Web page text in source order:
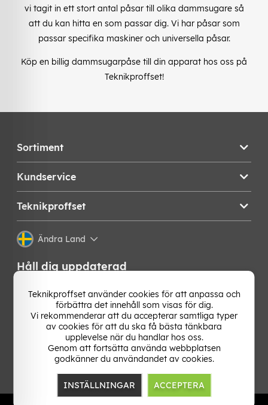
vi tagit in ett stort antal påsar till olika dammsugare så
att du kan hitta en som passar dig. Vi har påsar som
passar specifika maskiner och universella påsar.
Köp en billig dammsugarpåse till din apparat hos oss på
Teknikproffset!
Sortiment
Kundservice
Teknikproffset
Ändra Land
Håll dig uppdaterad
Få de senaste nyheterna, hetaste erbjudandena och
bästa tipsen från oss direkt i din mejlkorg. Signa upp på
vårt nyhetsbrev!
Teknikproffset använder cookies för att anpassa och
förbättra det innehåll som visas för dig.
Vi rekommenderar att du accepterar samtliga typer
av cookies för att du ska få bästa tänkbara
upplevelse när du handlar hos oss.
Genom att fortsätta använda webbplatsen
godkänner du användandet av cookies.
INSTÄLLNINGAR ACCEPTERA